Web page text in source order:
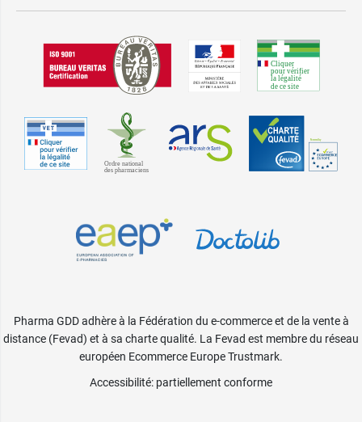
Pharma GDD adhère à la Fédération du e-commerce et de la vente à
distance (Fevad) et à sa charte qualité. La Fevad est membre du réseau
européen Ecommerce Europe Trustmark.
Accessibilité: partiellement conforme